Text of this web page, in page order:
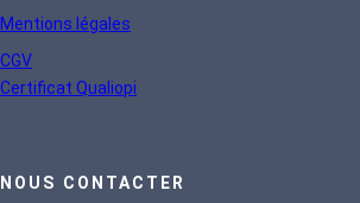
Mentions légales
CGV
Certificat Qualiopi
NOUS CONTACTER